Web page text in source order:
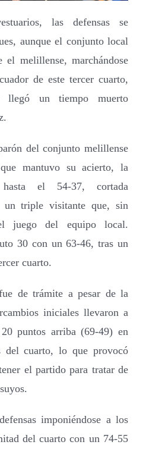
las defensas se
aunque el conjunto local
el melillense, marchándose
de este tercer cuarto,
llegó un tiempo muerto
del conjunto melillense
mantuvo su acierto, la
el 54-37, cortada
un triple visitante que, sin
juego del equipo local.
30 con un 63-46, tras un
cuarto.
de trámite a pesar de la
iniciales llevaron a
puntos arriba (69-49) en
del cuarto, lo que provocó
el partido para tratar de
imponiéndose a los
del cuarto con un 74-55